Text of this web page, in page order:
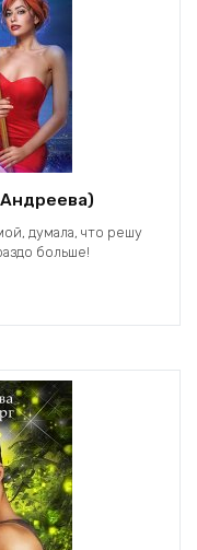
думала, что решу
больше!